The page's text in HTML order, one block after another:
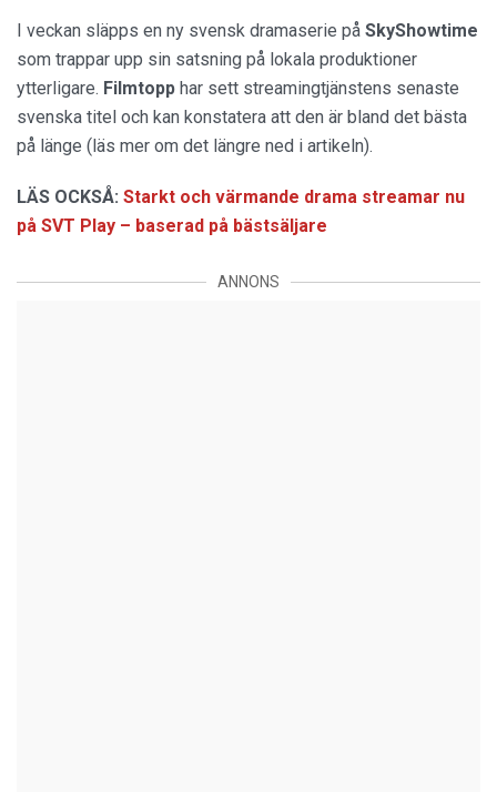
I veckan släpps en ny svensk dramaserie på SkyShowtime
som trappar upp sin satsning på lokala produktioner
ytterligare. Filmtopp har sett streamingtjänstens senaste
svenska titel och kan konstatera att den är bland det bästa
på länge (läs mer om det längre ned i artikeln).
LÄS OCKSÅ: Starkt och värmande drama streamar nu
på SVT Play – baserad på bästsäljare
ANNONS